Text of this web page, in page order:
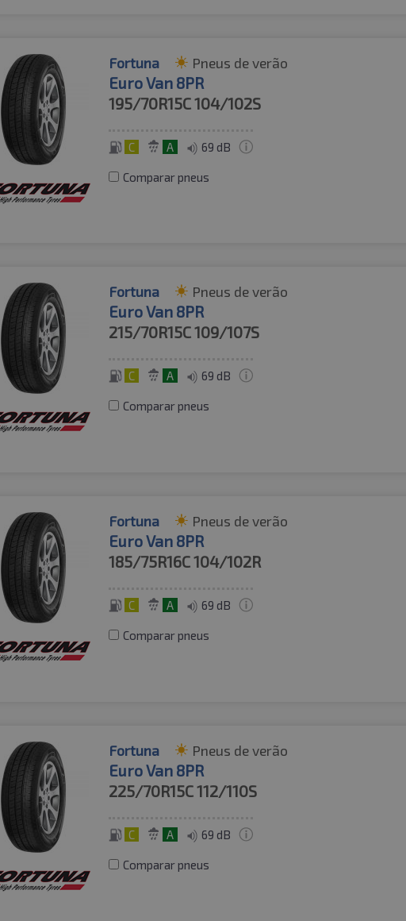
Fortuna Pneus de verão
Euro Van 8PR
195/70R15C104/102S
C A 69 dB
Comparar pneus
Fortuna Pneus de verão
Euro Van 8PR
215/70R15C109/107S
C A 69 dB
Comparar pneus
Fortuna Pneus de verão
Euro Van 8PR
185/75R16C104/102R
C A 69 dB
Comparar pneus
Fortuna Pneus de verão
Euro Van 8PR
225/70R15C112/110S
C A 69 dB
Comparar pneus